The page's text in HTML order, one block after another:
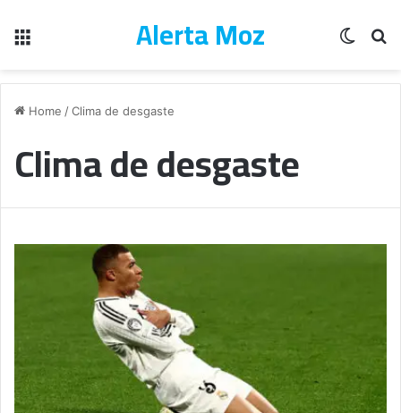
Alerta Moz
Home /Clima de desgaste
Clima de desgaste